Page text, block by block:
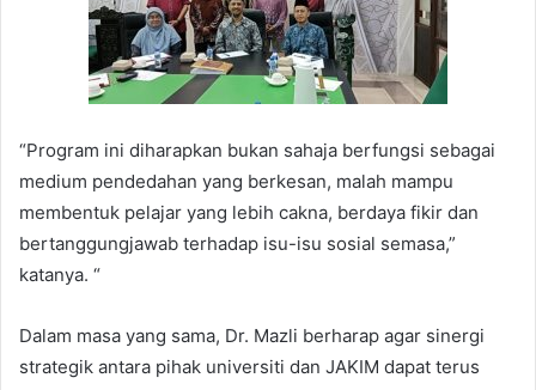
“Program ini diharapkan bukan sahaja berfungsi sebagai
medium pendedahan yang berkesan, malah mampu
membentuk pelajar yang lebih cakna, berdaya fikir dan
bertanggungjawab terhadap isu-isu sosial semasa,”
katanya. “
Dalam masa yang sama, Dr. Mazli berharap agar sinergi
strategik antara pihak universiti dan JAKIM dapat terus